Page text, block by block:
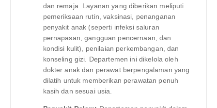
dan remaja. Layanan yang diberikan meliputi
pemeriksaan rutin, vaksinasi, penanganan
penyakit anak (seperti infeksi saluran
pernapasan, gangguan pencernaan, dan
kondisi kulit), penilaian perkembangan, dan
konseling gizi. Departemen ini dikelola oleh
dokter anak dan perawat berpengalaman yang
dilatih untuk memberikan perawatan penuh
kasih dan sesuai usia.